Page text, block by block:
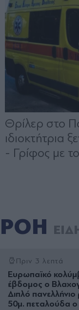
ΡΟΗ
Πριν 3 λεπτά
Ευρωπαϊκό
έβδομος ο
Διπλό
50μ. πεταλούδα ο